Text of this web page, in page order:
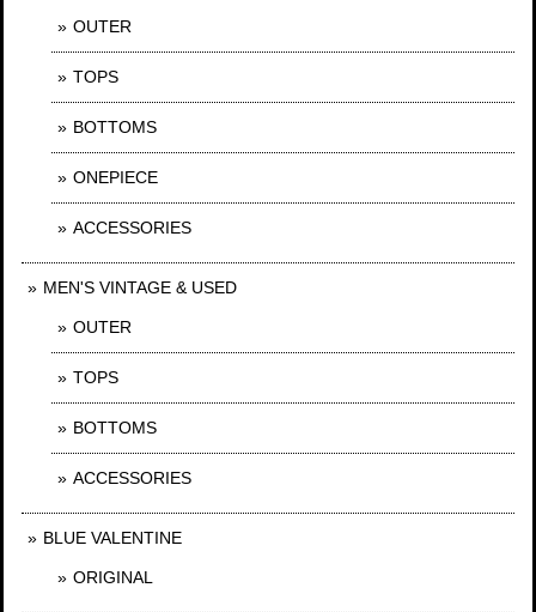
OUTER
TOPS
BOTTOMS
ONEPIECE
ACCESSORIES
MEN'S VINTAGE & USED
OUTER
TOPS
BOTTOMS
ACCESSORIES
BLUE VALENTINE
ORIGINAL